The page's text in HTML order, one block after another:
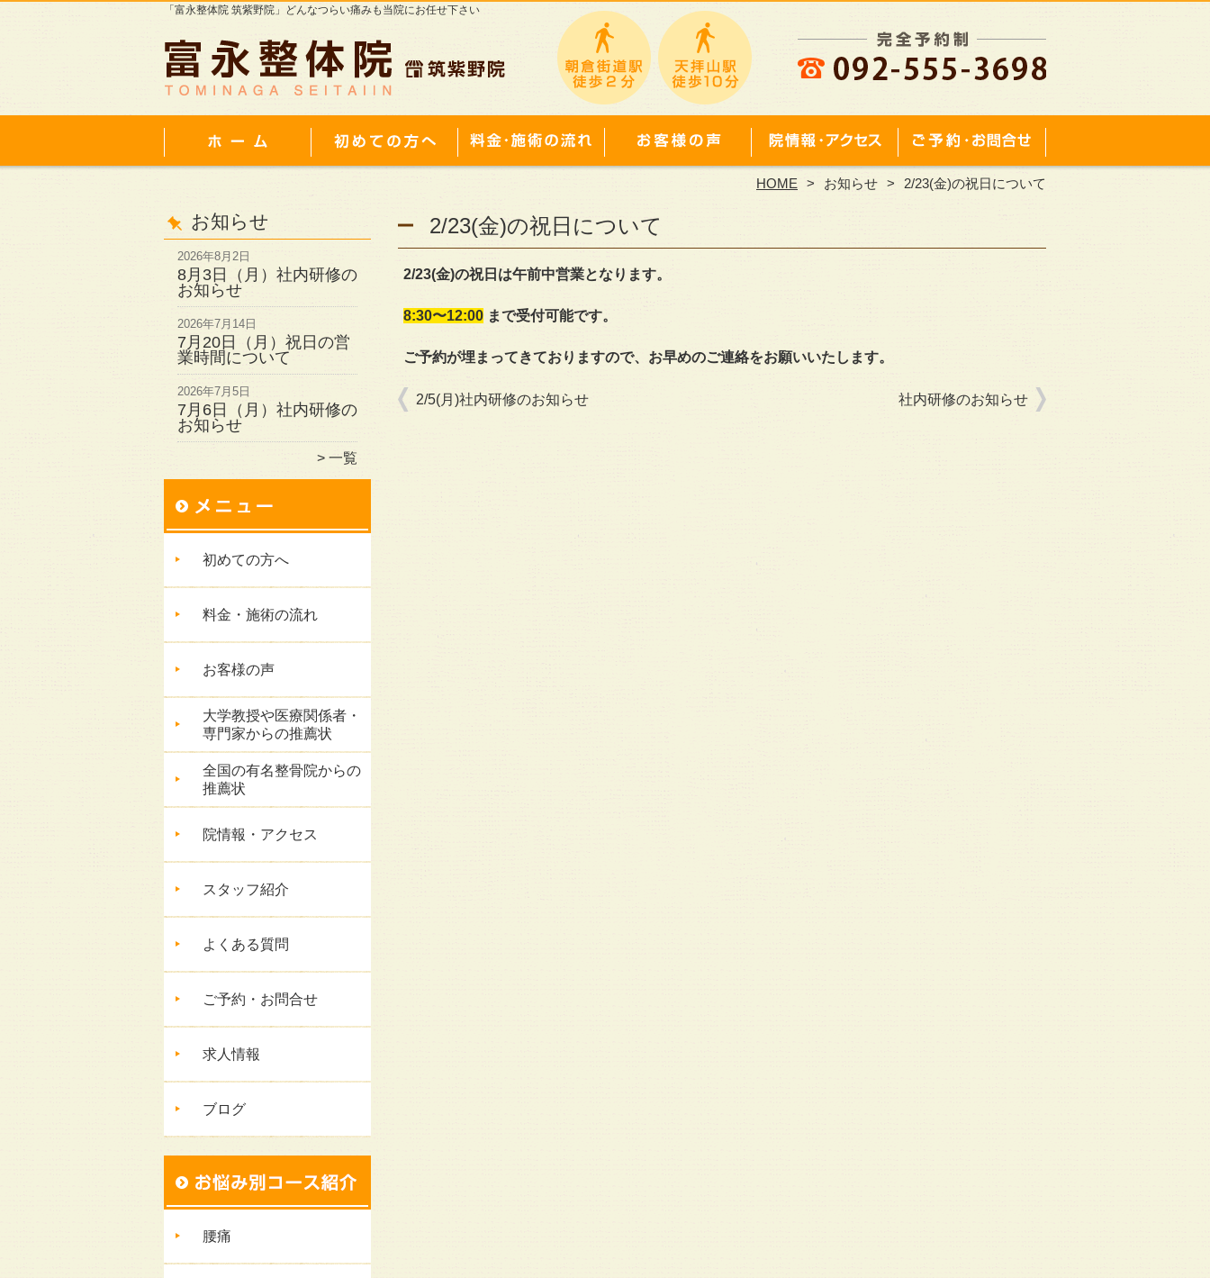
「富永整体院 筑紫野院」どんなつらい痛みも当院にお任せ下さい
HOME お知らせ 2/23(金)の祝日について
お知らせ
2026年8月2日
8月3日（月）社内研修の
お知らせ
2026年7月14日
7月20日（月）祝日の営
業時間について
2026年7月5日
7月6日（月）社内研修の
お知らせ
一覧
初めての方へ
料金・施術の流れ
お客様の声
大学教授や医療関係者・
専門家からの推薦状
全国の有名整骨院からの
推薦状
院情報・アクセス
スタッフ紹介
よくある質問
ご予約・お問合せ
求人情報
ブログ
腰痛
2/23(金)の祝日について
2/23(金)の祝日は午前中営業となります。
8:30〜12:00 まで受付可能です。
ご予約が埋まってきておりますので、お早めのご連絡をお願いいたします。
2/5(月)社内研修のお知らせ 社内研修のお知らせ